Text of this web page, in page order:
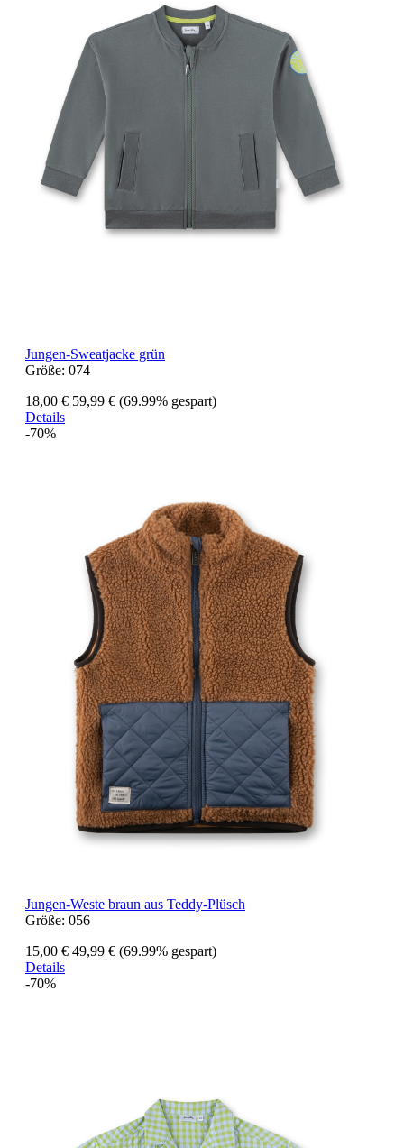
Jungen-Sweatjacke grün
Größe: 074
18,00 € 59,99 € (69.99% gespart)
Details
-70%
Jungen-Weste braun aus Teddy-Plüsch
Größe: 056
15,00 € 49,99 € (69.99% gespart)
Details
-70%